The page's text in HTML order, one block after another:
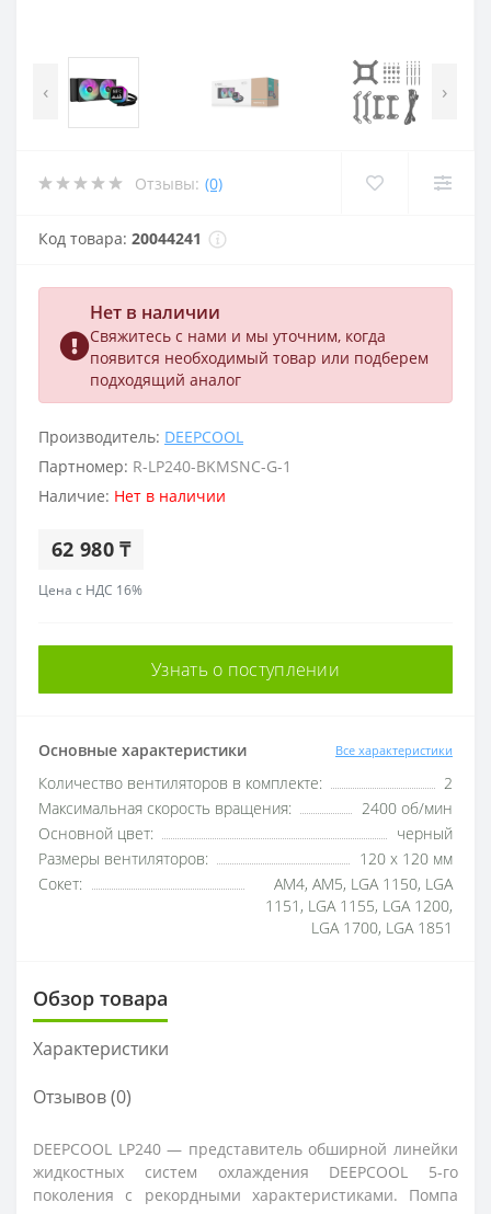
‹ ›
Отзывы: (0)
Код товара: 20044241
Нет в наличии
Свяжитесь с нами и мы уточним, когда
появится необходимый товар или подберем
подходящий аналог
Производитель: DEEPCOOL
Партномер: R-LP240-BKMSNC-G-1
Наличие: Нет в наличии
62 980 ₸
Цена с НДС 16%
Узнать о поступлении
Основные характеристики Все характеристики
Количество вентиляторов в комплекте:
2
Максимальная скорость вращения:
2400 об/мин
Основной цвет:
черный
Размеры вентиляторов:
120 x 120 мм
Сокет:
AM4, AM5, LGA 1150, LGA
1151, LGA 1155, LGA 1200,
LGA 1700, LGA 1851
Обзор товара
Характеристики
Отзывов (0)
DEEPCOOL LP240 — представитель обширной линейки
жидкостных систем охлаждения DEEPCOOL 5-го
поколения с рекордными характеристиками. Помпа